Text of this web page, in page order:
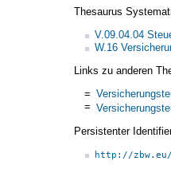
Thesaurus
V.09.04.04
W.16
Links zu anderen
=
=
Persistenter
http://